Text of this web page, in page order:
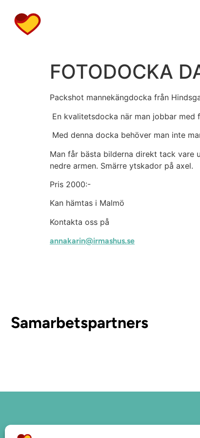
FOTODOCKA
Packshot mannekängdocka från
En kvalitetsdocka när man jobbar med
Med denna docka behöver man inte
Man får bästa bilderna direkt tack vare
nedre armen. Smärre ytskador på axel.
Pris 2000:-
Kan hämtas i Malmö
Kontakta oss på
annakarin@irmashus.se
Samarbetspartners